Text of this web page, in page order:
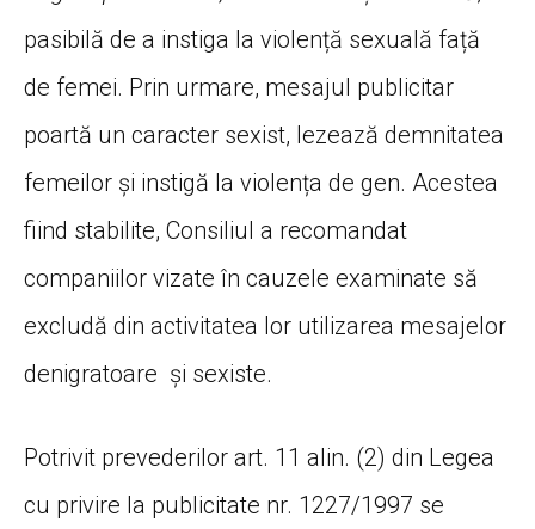
pasibilă de a instiga la violență sexuală față
de femei. Prin urmare, mesajul publicitar
poartă un caracter sexist, lezează demnitatea
femeilor și instigă la violența de gen. Acestea
fiind stabilite, Consiliul a recomandat
companiilor vizate în cauzele examinate să
excludă din activitatea lor utilizarea mesajelor
denigratoare și sexiste.
Potrivit prevederilor art. 11 alin. (2) din Legea
cu privire la publicitate nr. 1227/1997 se